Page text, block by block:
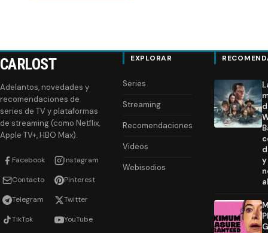
CARLOST
Adelantos, novedades y
recomendaciones de
series de TV y plataformas
de streaming (como Netflix,
Apple TV+, HBO Max).
Facebook Instagram
Contacto Pinterest
Telegram Twitter
TikTok YouTube
EXPLORAR
Series
Streaming
Recomendaciones
Videos
Webisodios
y